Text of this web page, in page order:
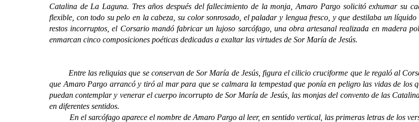
Catalina de La Laguna. Tres años después del fallecimiento de la monja, Amaro Pargo solicitó exhumar su
flexible, con todo su pelo en la cabeza, su color sonrosado, el paladar y lengua fresco, y que destilaba un
restos incorruptos, el Corsario mandó fabricar un lujoso sarcófago, una obra artesanal realizada en madera
enmarcan cinco composiciones poéticas dedicadas a exaltar las virtudes de Sor María de Jesús.
Entre las reliquias que se conservan de Sor María de Jesús, figura el cilicio cruciforme que le regaló al
que Amaro Pargo arrancó y tiró al mar para que se calmara la tempestad que ponía en peligro las vidas de los
puedan contemplar y venerar el cuerpo incorrupto de Sor María de Jesús, las monjas del convento de las
en diferentes sentidos.
En el sarcófago aparece el nombre de Amaro Pargo al leer, en sentido vertical, las primeras letras de los